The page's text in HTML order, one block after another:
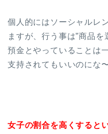
個人的にはソーシャルレ
ますが、行う事は”商品
預金とやっていることは
支持されてもいいのにな
女子の割合を高くすると